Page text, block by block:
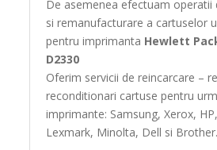
De asemenea efectuam operatii
si remanufacturare a cartuselor
pentru imprimanta Hewlett
D2330
Oferim servicii de reincarcare –
reconditionari cartuse pentru
imprimante: Samsung, Xerox,
Lexmark, Minolta, Dell si Brother.